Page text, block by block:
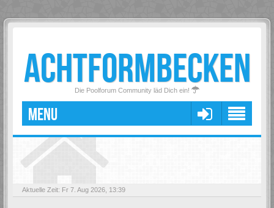
ACHTFORMBECKEN
Die Poolforum Community läd Dich ein!
MENU
Aktuelle Zeit: Fr 7. Aug 2026, 13:39